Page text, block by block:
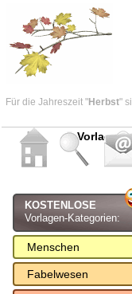
Für die Jahreszeit "Herbst"
Vorlagen
KOSTENLOSE
Vorlagen-Kategorien:
Menschen
Fabelwesen